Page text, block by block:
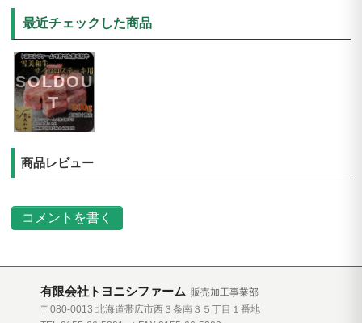
最近チェックした商品
SOLDOU
T
商品レビュー
コメントを書く
有限会社トヨニシファーム 販売加工事業部
〒080-0013 北海道帯広市西３条南３５丁目１番地